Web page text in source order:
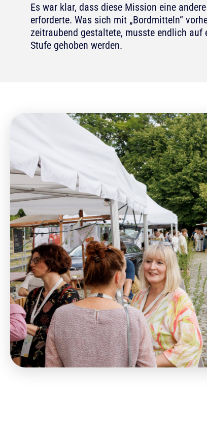
Es war klar, dass diese Mission eine
erforderte. Was sich mit „Bordmitteln“
zeitraubend gestaltete, musste endlich auf
Stufe gehoben werden.